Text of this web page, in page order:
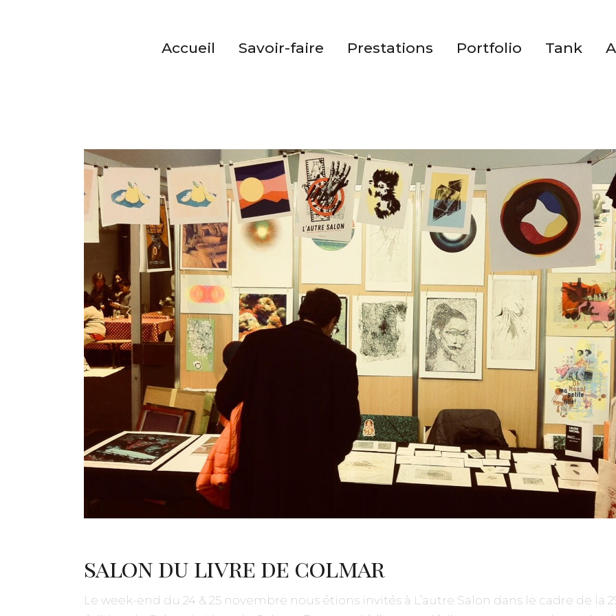
Accueil Savoir-faire Prestations Portfolio Tank
salon du livre de colmar
Le week-end du 24 & 25 novembre nous étions invités à L’autre Salon dans le cadre de la